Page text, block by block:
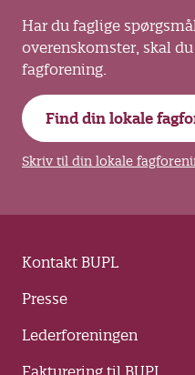
Har du faglige
overenskomster, skal
fagforening.
Find din lokale
Skriv til din lokale
Kontakt BUPL
Presse
Lederforeningen
Fakturering til BUPL